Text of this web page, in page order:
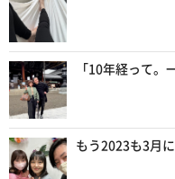
「10年経って。
もう2023も3月